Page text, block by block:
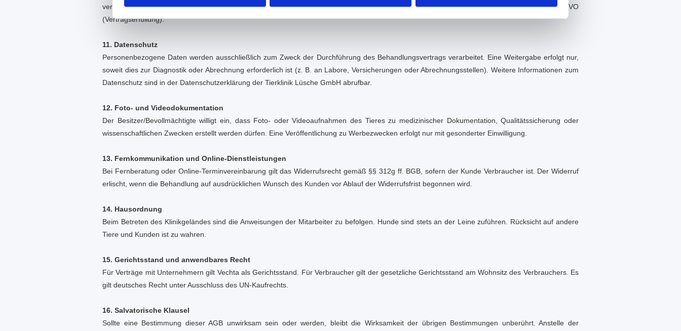
verpflichtet, Änderungen seiner E-Mail-Adresse mitzuteilen. Die elektronische Kommunikation erfolgt auf Grundlage von Art. 6 Abs. 1 b DSGVO
(Vertragserfüllung).
11. Datenschutz
Personenbezogene Daten werden ausschließlich zum Zweck der Durchführung des Behandlungsvertrags verarbeitet. Eine Weitergabe erfolgt nur,
soweit dies zur Diagnostik oder Abrechnung erforderlich ist (z. B. an Labore, Versicherungen oder Abrechnungsstellen). Weitere Informationen zum
Datenschutz sind in der Datenschutzerklärung der Tierklinik Lüsche GmbH abrufbar.
12. Foto- und Videodokumentation
Der Besitzer/Bevollmächtigte willigt ein, dass Foto- oder Videoaufnahmen des Tieres zu medizinischer Dokumentation, Qualitätssicherung oder
wissenschaftlichen Zwecken erstellt werden dürfen. Eine Veröffentlichung zu Werbezwecken erfolgt nur mit gesonderter Einwilligung.
13. Fernkommunikation und Online-Dienstleistungen
Bei Fernberatung oder Online-Terminvereinbarung gilt das Widerrufsrecht gemäß §§ 312g ff. BGB, sofern der Kunde Verbraucher ist. Der Widerruf
erlischt, wenn die Behandlung auf ausdrücklichen Wunsch des Kunden vor Ablauf der Widerrufsfrist begonnen wird.
14. Hausordnung
Beim Betreten des Klinikgeländes sind die Anweisungen der Mitarbeiter zu befolgen. Hunde sind stets an der Leine zuführen. Rücksicht auf andere
Tiere und Kunden ist zu wahren.
15. Gerichtsstand und anwendbares Recht
Für Verträge mit Unternehmern gilt Vechta als Gerichtsstand. Für Verbraucher gilt der gesetzliche Gerichtsstand am Wohnsitz des Verbrauchers. Es
gilt deutsches Recht unter Ausschluss des UN-Kaufrechts.
16. Salvatorische Klausel
Sollte eine Bestimmung dieser AGB unwirksam sein oder werden, bleibt die Wirksamkeit der übrigen Bestimmungen unberührt. Anstelle der